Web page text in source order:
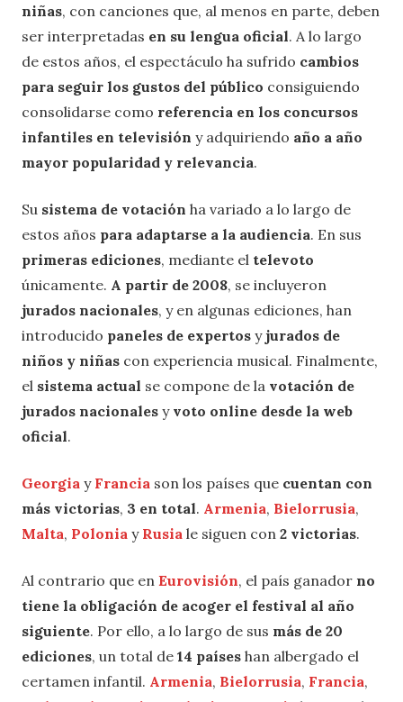
niñas, con canciones que, al menos en parte, deben
ser interpretadas en su lengua oficial. A lo largo
de estos años, el espectáculo ha sufrido cambios
para seguir los gustos del público consiguiendo
consolidarse como referencia en los concursos
infantiles en televisión y adquiriendo año a año
mayor popularidad y relevancia.
Su sistema de votación ha variado a lo largo de
estos años para adaptarse a la audiencia. En sus
primeras ediciones, mediante el televoto
únicamente. A partir de 2008, se incluyeron
jurados nacionales, y en algunas ediciones, han
introducido paneles de expertos yjurados de
niños y niñas con experiencia musical. Finalmente,
el sistema actual se compone de la votación de
jurados nacionales y voto online desde la web
oficial.
Georgia y Francia son los países que cuentan con
más victorias, 3 en total. Armenia, Bielorrusia,
Malta, Polonia y Rusia le siguen con 2 victorias.
Al contrario que en Eurovisión, el país ganador no
tiene la obligación de acoger el festival al año
siguiente. Por ello, a lo largo de sus más de 20
ediciones, un total de 14 países han albergado el
certamen infantil. Armenia, Bielorrusia, Francia,